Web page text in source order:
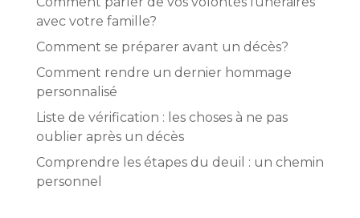
avec votre famille?
Comment se préparer avant un décès?
Comment rendre un dernier hommage
personnalisé
Liste de vérification : les choses à ne pas
oublier après un décès
Comprendre les étapes du deuil : un chemin
personnel